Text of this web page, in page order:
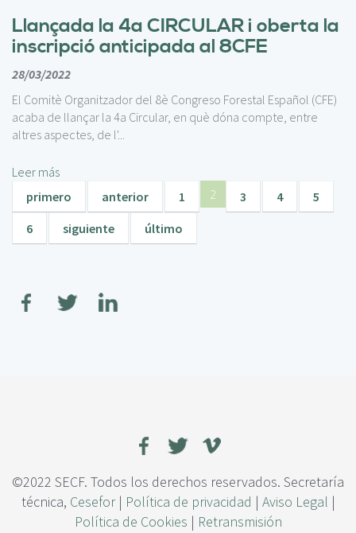
Llançada la 4a CIRCULAR i oberta la
inscripció anticipada al 8CFE
28/03/2022
El Comitè Organitzador del 8è Congreso Forestal Español (CFE)
acaba de llançar la 4a Circular, en què dóna compte, entre
altres aspectes, de l'...
Leer más
primero
anterior 1 2 3 4
5
6
siguiente último
©2022 SECF. Todos los derechos reservados. Secretaría
técnica, Cesefor| Política de privacidad | Aviso Legal |
Política de Cookies | Retransmisión